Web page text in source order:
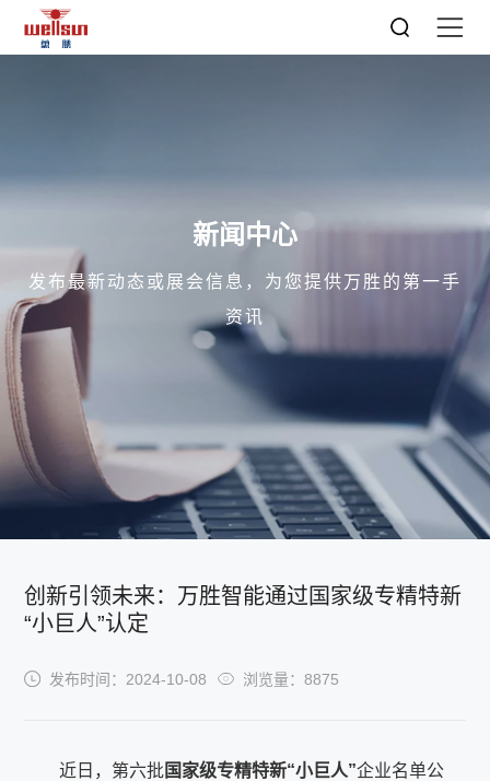
新闻中心
发布最新动态或展会信息，为您提供万胜的第一手
资讯
创新引领未来：万胜智能通过国家级专精特新
“小巨人”认定
发布时间：2024-10-08 浏览量：8875
近日，第六批国家级专精特新“小巨人”企业名单公